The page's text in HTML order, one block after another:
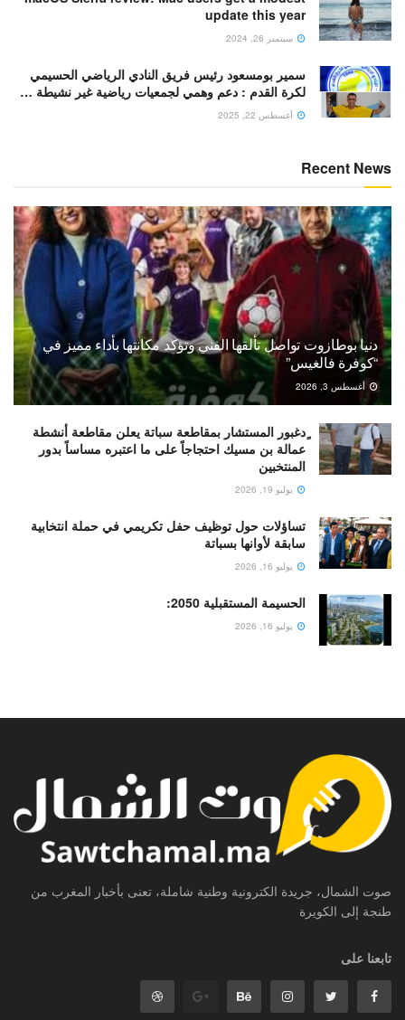
update this year
سبتمبر 26, 2024
سمير بومسعود رئيس فريق النادي الرياضي الحسيمي
لكرة القدم : دعم وهمي لجمعيات رياضية غير نشيطة …
أغسطس 22, 2025
Recent News
دنيا بوطازوت تواصل تألقها الفني وتؤكد مكانتها بأداء مميز في
“كوفرة فالغيس”
أغسطس 3, 2026
ٍدغبور المستشار بمقاطعة سباتة يعلن مقاطعة أنشطة
عمالة بن مسيك احتجاجاً على ما اعتبره مساساً بدور
المنتخبين
يوليو 19, 2026
تساؤلات حول توظيف حفل تكريمي في حملة انتخابية
سابقة لأوانها بسباتة
يوليو 16, 2026
الحسيمة المستقبلية 2050:
يوليو 16, 2026
صوت الشمال، جريدة الكترونية وطنية شاملة، تعنى بأخبار المغرب من
طنجة إلى الكويرة
تابعنا على